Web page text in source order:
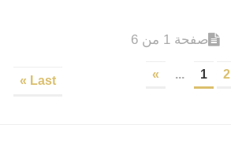
صفحة 1 من 6
1 2
...
»
Last »